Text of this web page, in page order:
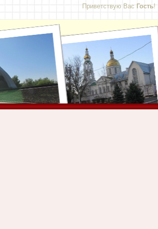
Приветствую Вас Гость!